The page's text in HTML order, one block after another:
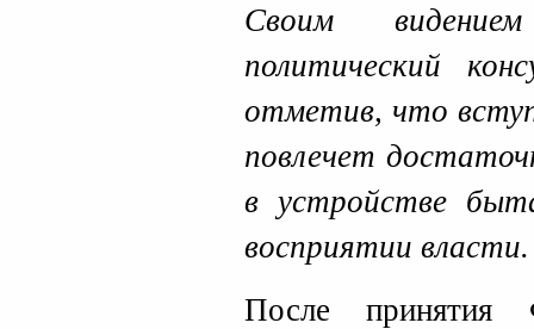
Своим
политический
отметив, что
повлечет
в устройстве
восприятии власти.
После принятия